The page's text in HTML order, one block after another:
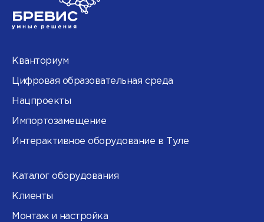
Кванториум
Цифровая образовательная среда
Нацпроекты
Импортозамещение
Интерактивное оборудование в Туле
Каталог оборудования
Клиенты
Монтаж и настройка